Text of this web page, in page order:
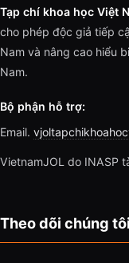
Tạp chí khoa học Việt
cho phép độc giả tiếp
Nam và nâng cao hiểu
Nam.
Bộ phận hỗ trợ:
Email.
VietnamJOL do INASP
Theo dõi chúng tôi